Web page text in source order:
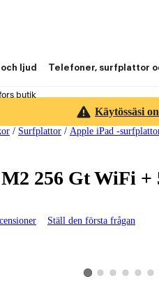
butik
ljud Telefoner, surfplattor
Käytössäsi
/ Surfplattor / Apple iPad -
256 Gt WiFi +
Ställ den första frågan
Visa produktbild 1
Visa produktbild 2
Visa produktbild 3
Visa Visa